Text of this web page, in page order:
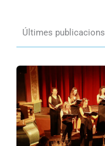
Últimes publicacions